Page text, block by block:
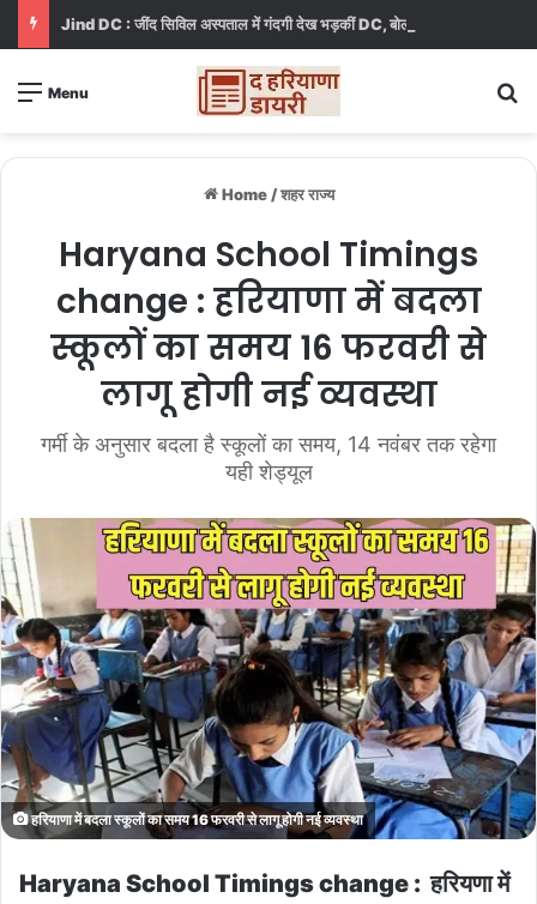
Menu
Home / शहर राज्य
Haryana School Timings
change : हरियाणा में बदला
स्कूलों का समय 16 फरवरी से
लागू होगी नई व्यवस्था
गर्मी के अनुसार बदला है स्कूलों का समय, 14 नवंबर तक रहेगा
यही शेड्यूल
हरियाणा में बदला स्कूलों का समय 16 फरवरी से लागू होगी नई व्यवस्था
Haryana School Timings change : हरियणा में